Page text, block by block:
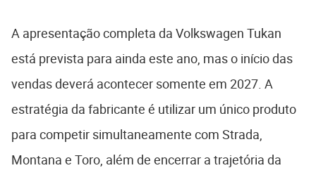
A apresentação completa da Volkswagen Tukan
está prevista para ainda este ano, mas o início das
vendas deverá acontecer somente em 2027. A
estratégia da fabricante é utilizar um único produto
para competir simultaneamente com Strada,
Montana e Toro, além de encerrar a trajetória da